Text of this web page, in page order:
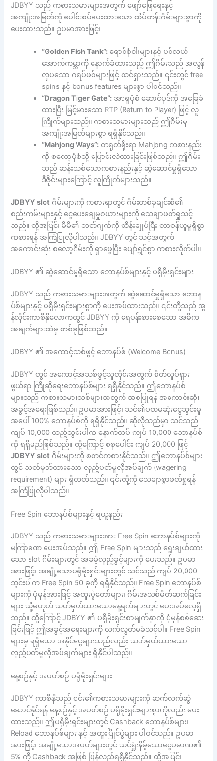
JDBYY သည် ကစားသမားများအတွက် ဖျော်ဖြေရေးနှင့်
အကျိုးအမြတ်ကို ပေါင်းစပ်ပေးထားသော ထိပ်တန်းဂိမ်းများစွာကို
ပေးထားသည်။ ဥပမာအားဖြင့်၊
“Golden Fish Tank”: ရောင်စုံငါးများနှင့် ပင်လယ်
အောက်ကမ္ဘာကို နောက်ခံထားသည့် ဤဂိမ်းသည် အလွန်
လှပသော ဂရပ်ဖစ်များဖြင့် ထင်ရှားသည်။ ၎င်းတွင် free
spins နှင့် bonus features များစွာ ပါဝင်သည်။
“Dragon Tiger Gate”: အာရှပုံစံ ဆောင်ပုဒ်ကို အခြေခံ
ထားပြီး မြင့်မားသော RTP (Return to Player) ဖြင့် လူ
ကြိုက်များသည်။ ကစားသမားများသည် ဤဂိမ်းမှ
အကျိုးအမြတ်များစွာ ရရှိနိုင်သည်။
“Mahjong Ways”: တရုတ်ရိုးရာ Mahjong ကစားနည်း
ကို စလော့ပုံစံသို့ ပြောင်းလဲထားခြင်းဖြစ်သည်။ ဤဂိမ်း
သည် ဆန်းသစ်သောကစားနည်းနှင့် ဆွဲဆောင်မှုရှိသော
ဒီဇိုင်းများကြောင့် လူကြိုက်များသည်။
JDBYY slot ဂိမ်းများကို ကစားရာတွင် ဂိမ်းတစ်ခုချင်းစီ၏
စည်းကမ်းများနှင့် ငွေပေးချေမှုဇယားများကို သေချာဖတ်ရှုသင့်
သည်။ ထို့အပြင်၊ မိမိ၏ ဘတ်ဂျက်ကို ထိန်းချုပ်ပြီး တာဝန်ယူမှုရှိစွာ
ကစားရန် အကြံပြုလိုပါသည်။ JDBYY တွင် သင့်အတွက်
အကောင်းဆုံး စလော့ဂိမ်းကို ရှာဖွေပြီး ပျော်ရွှင်စွာ ကစားလိုက်ပါ။
JDBYY ၏ ဆွဲဆောင်မှုရှိသော ဘောနပ်စ်များနှင့် ပရိုမိုးရှင်းများ
JDBYY သည် ကစားသမားများအတွက် ဆွဲဆောင်မှုရှိသော ဘောန
ပ်စ်များနှင့် ပရိုမိုးရှင်းများစွာကို ပေးအပ်ထားသည်။ ၎င်းတို့သည် အွ
န်လိုင်းကာစီနိုလောကတွင် JDBYY ကို ရေပန်းစားစေသော အဓိက
အချက်များထဲမှ တစ်ခုဖြစ်သည်။
JDBYY ၏ အကောင့်သစ်ဖွင့် ဘောနပ်စ် (Welcome Bonus)
JDBYY တွင် အကောင့်အသစ်ဖွင့်သူတိုင်းအတွက် စိတ်လှုပ်ရှား
ဖွယ်ရာ ကြိုဆိုရေးဘောနပ်စ်များ ရရှိနိုင်သည်။ ဤဘောနပ်စ်
များသည် ကစားသမားသစ်များအတွက် အစပြုရန် အကောင်းဆုံး
အခွင့်အရေးဖြစ်သည်။ ဥပမာအားဖြင့်၊ သင်၏ပထမဆုံးငွေသွင်းမှု
အပေါ် 100% ဘောနပ်စ်ကို ရရှိနိုင်သည်။ ဆိုလိုသည်မှာ သင်သည်
ကျပ် 10,000 ထည့်သွင်းပါက နောက်ထပ် ကျပ် 10,000 ဘောနပ်စ်
ကို ရရှိမည်ဖြစ်သည်။ ထို့ကြောင့် စုစုပေါင်း ကျပ် 20,000 ဖြင့်
JDBYY slot ဂိမ်းများကို စတင်ကစားနိုင်သည်။ ဤဘောနပ်စ်များ
တွင် သတ်မှတ်ထားသော လှည့်ပတ်မှုလိုအပ်ချက် (wagering
requirement) များ ရှိတတ်သည်။ ၎င်းတို့ကို သေချာစွာဖတ်ရှုရန်
အကြံပြုလိုပါသည်။
Free Spin ဘောနပ်စ်များနှင့် ရယူနည်း
JDBYY သည် ကစားသမားများအား Free Spin ဘောနပ်စ်များကို
မကြာခဏ ပေးအပ်သည်။ ဤ Free Spin များသည် ရွေးချယ်ထား
သော slot ဂိမ်းများတွင် အခမဲ့လှည့်ခွင့်များကို ပေးသည်။ ဥပမာ
အားဖြင့်၊ အချို့သောပရိုမိုးရှင်းများတွင် သင်သည် ကျပ် 20,000
သွင်းပါက Free Spin 50 ခုကို ရရှိနိုင်သည်။ Free Spin ဘောနပ်စ်
များကို ပုံမှန်အားဖြင့် အထူးပွဲတော်များ၊ ဂိမ်းအသစ်မိတ်ဆက်ခြင်း
များ သို့မဟုတ် သတ်မှတ်ထားသောနေ့ရက်များတွင် ပေးအပ်လေ့ရှိ
သည်။ ထို့ကြောင့် JDBYY ၏ ပရိုမိုးရှင်းစာမျက်နှာကို ပုံမှန်စစ်ဆေး
ခြင်းဖြင့် ဤအခွင့်အရေးများကို လက်လွတ်မခံသင့်ပါ။ Free Spin
များမှ ရရှိသော အနိုင်ငွေများသည်လည်း သတ်မှတ်ထားသော
လှည့်ပတ်မှုလိုအပ်ချက်များ ရှိနိုင်ပါသည်။
နေ့စဉ်နှင့် အပတ်စဉ် ပရိုမိုးရှင်းများ
JDBYY ကာစီနိုသည် ၎င်း၏ကစားသမားများကို ဆက်လက်ဆွဲ
ဆောင်နိုင်ရန် နေ့စဉ်နှင့် အပတ်စဉ် ပရိုမိုးရှင်းများစွာကိုလည်း ပေး
ထားသည်။ ဤပရိုမိုးရှင်းများတွင် Cashback ဘောနပ်စ်များ၊
Reload ဘောနပ်စ်များ နှင့် အထူးပြိုင်ပွဲများ ပါဝင်သည်။ ဥပမာ
အားဖြင့်၊ အချို့သောအပတ်များတွင် သင်ရှုံးနိမ့်သောငွေပမာဏ၏
5% ကို Cashback အဖြစ် ပြန်လည်ရရှိနိုင်သည်။ ထို့အပြင်၊